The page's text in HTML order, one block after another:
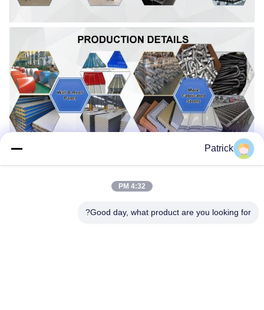
Patrick
4:32 PM
Good day, what product are you looking for?